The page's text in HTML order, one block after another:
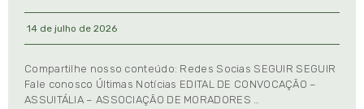
14 de julho de 2026
Compartilhe nosso conteúdo: Redes Socias SEGUIR SEGUIR
Fale conosco Últimas Notícias EDITAL DE CONVOCAÇÃO –
ASSUITÁLIA – ASSOCIAÇÃO DE MORADORES …